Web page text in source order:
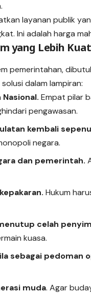
layanan publik
Ini adalah harga
yang Lebih
pemerintahan,
dalam lampiran:
Empat pilar
pengawasan.
kembali
negara.
dan pemerintah.
Hukum
celah
kuasa.
sebagai pedoman
muda. Agar